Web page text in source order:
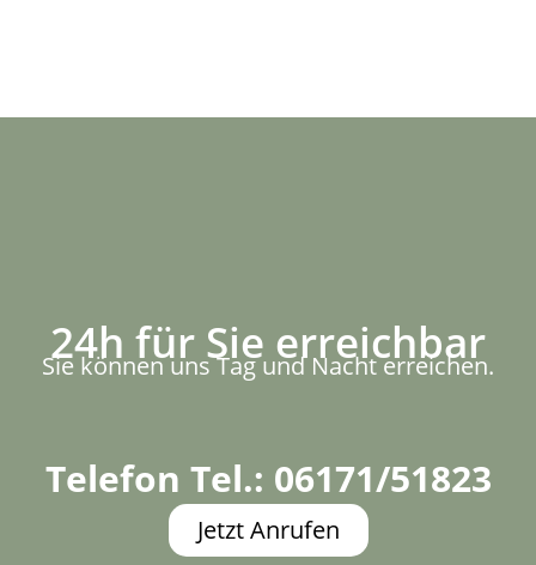
24h für Sie erreichbar
Sie können uns Tag und Nacht erreichen.
Telefon Tel.: 06171/51823
Jetzt Anrufen